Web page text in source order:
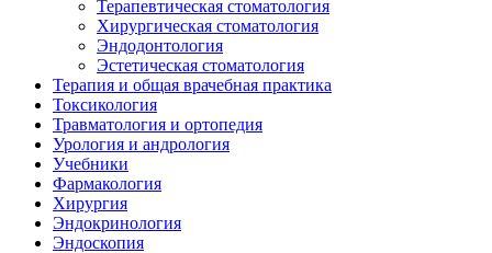
Терапевтическая стоматология
Хирургическая стоматология
Эндодонтология
Эстетическая стоматология
Терапия и общая врачебная практика
Токсикология
Травматология и ортопедия
Урология и андрология
Учебники
Фармакология
Хирургия
Эндокринология
Эндоскопия